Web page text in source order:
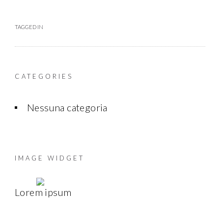
TAGGED IN
CATEGORIES
Nessuna categoria
IMAGE WIDGET
Lorem ipsum